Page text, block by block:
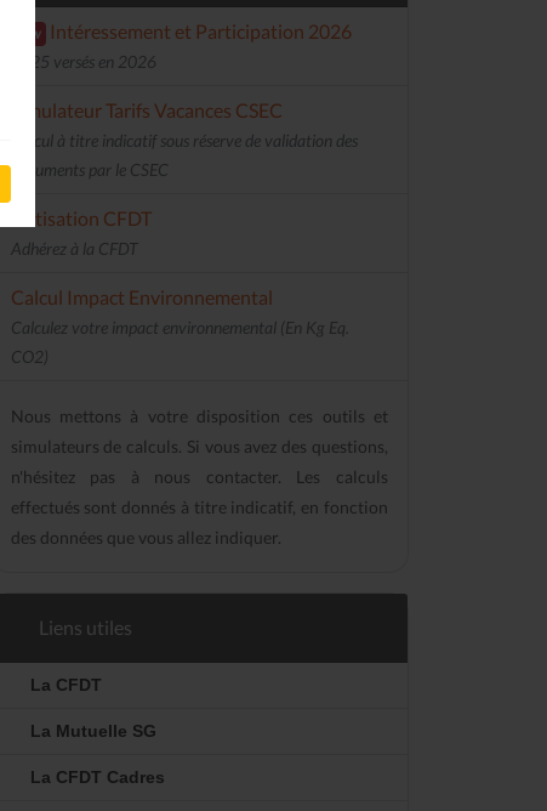
new Intéressement et Participation 2026
2025 versés en 2026
Simulateur Tarifs Vacances CSEC
Calcul à titre indicatif sous réserve de validation des
documents par le CSEC
Cotisation CFDT
Adhérez à la CFDT
Calcul Impact Environnemental
Calculez votre impact environnemental (En Kg Eq.
CO2)
Nous mettons à votre disposition ces outils et
simulateurs de calculs. Si vous avez des questions,
n'hésitez pas à nous contacter. Les calculs
effectués sont donnés à titre indicatif, en fonction
des données que vous allez indiquer.
Liens utiles
La CFDT
La Mutuelle SG
La CFDT Cadres